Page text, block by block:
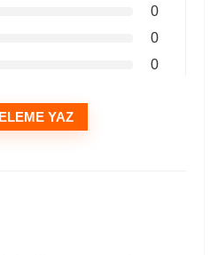
0
0
0
YAZ